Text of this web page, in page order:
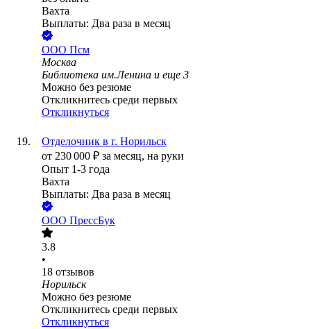
Вахта
Выплаты: Два раза в месяц
ООО Псм
Москва
Библиотека им.Ленина и еще 3
Можно без резюме
Откликнитесь среди первых
Откликнуться
Отделочник в г. Норильск
от 230 000 ₽ за месяц, на руки
Опыт 1-3 года
Вахта
Выплаты: Два раза в месяц
ООО ПрессБук
3.8
•
18 отзывов
Норильск
Можно без резюме
Откликнитесь среди первых
Откликнуться